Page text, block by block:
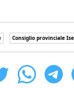
Consiglio provinciale